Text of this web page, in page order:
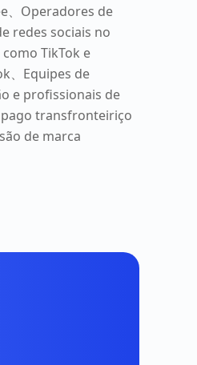
、Operadores de
redes sociais no
TikTok e
、Equipes de
e profissionais de
transfronteiriço
de marca